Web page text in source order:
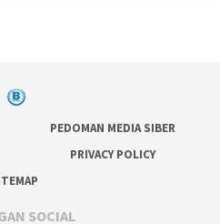
PEDOMAN MEDIA SIBER
PRIVACY POLICY
SOCIAL